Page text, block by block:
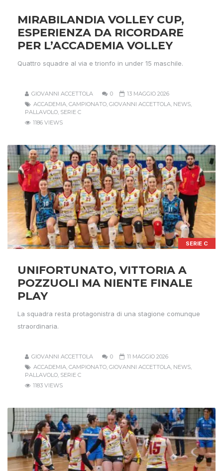
MIRABILANDIA VOLLEY CUP,
ESPERIENZA DA RICORDARE
PER L’ACCADEMIA VOLLEY
Quattro squadre al via e trionfo in under 15 maschile.
GIOVANNI ACCETTOLA 0
13 MAGGIO 2026
ACCADEMIA, CAMPIONATO, GIOVANNI ACCETTOLA, NEWS,
PALLAVOLO, SERIE C
1186 VIEWS
SERIE C
UNIFORTUNATO, VITTORIA A
POZZUOLI MA NIENTE FINALE
PLAY
La squadra resta protagonistra di una stagione comunque
straordinaria.
GIOVANNI ACCETTOLA 0
11 MAGGIO 2026
ACCADEMIA, CAMPIONATO, GIOVANNI ACCETTOLA, NEWS,
PALLAVOLO, SERIE C
1183 VIEWS